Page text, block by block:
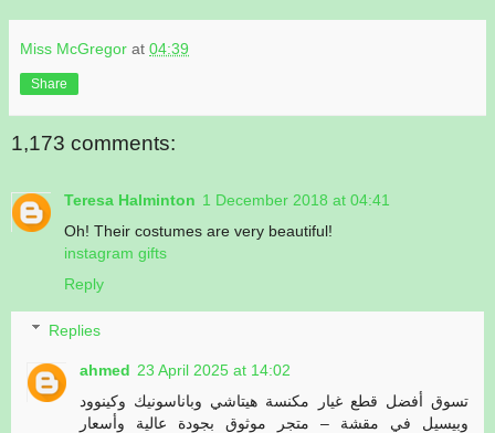
Miss McGregor at 04:39
Share
1,173 comments:
Teresa Halminton 1 December 2018 at 04:41
Oh! Their costumes are very beautiful!
instagram gifts
Reply
Replies
ahmed 23 April 2025 at 14:02
تسوق أفضل قطع غيار مكنسة هيتاشي وباناسونيك وكينوود
وبيسيل في مقشة – متجر موثوق بجودة عالية وأسعار